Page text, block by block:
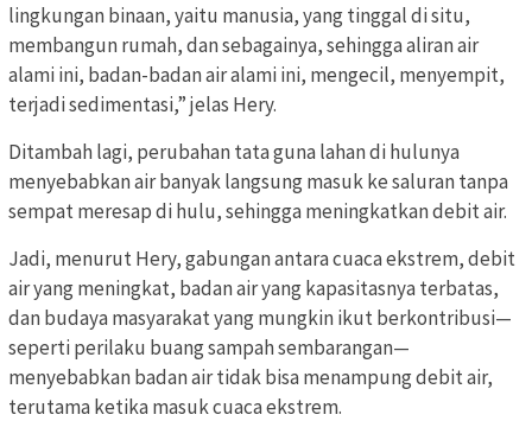
lingkungan binaan, yaitu manusia, yang tinggal di situ,
membangun rumah, dan sebagainya, sehingga aliran air
alami ini, badan-badan air alami ini, mengecil, menyempit,
terjadi sedimentasi,” jelas Hery.
Ditambah lagi, perubahan tata guna lahan di hulunya
menyebabkan air banyak langsung masuk ke saluran tanpa
sempat meresap di hulu, sehingga meningkatkan debit air.
Jadi, menurut Hery, gabungan antara cuaca ekstrem, debit
air yang meningkat, badan air yang kapasitasnya terbatas,
dan budaya masyarakat yang mungkin ikut berkontribusi—
seperti perilaku buang sampah sembarangan—
menyebabkan badan air tidak bisa menampung debit air,
terutama ketika masuk cuaca ekstrem.